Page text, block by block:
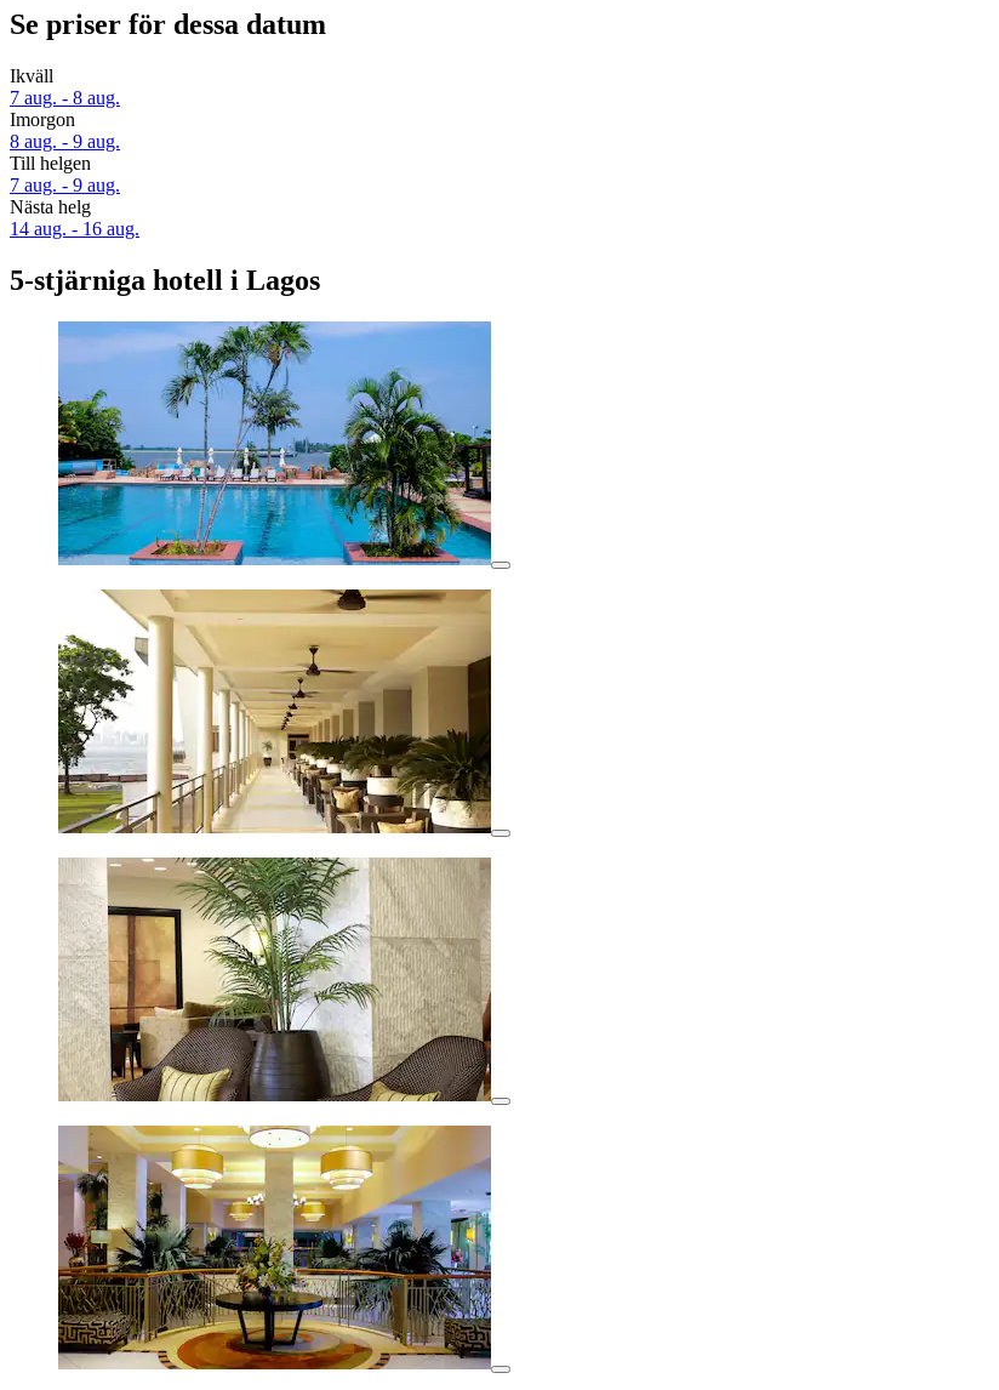
Se priser för dessa datum
Ikväll
7 aug. - 8 aug.
Imorgon
8 aug. - 9 aug.
Till helgen
7 aug. - 9 aug.
Nästa helg
14 aug. - 16 aug.
5-stjärniga hotell i Lagos